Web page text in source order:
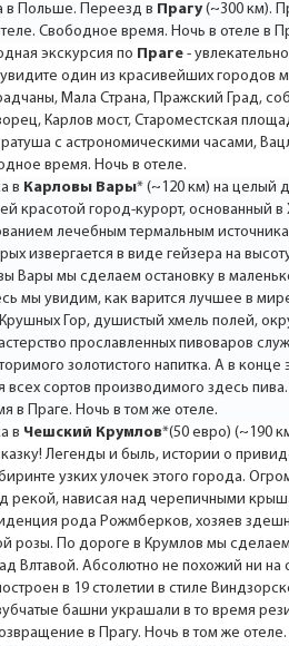
в Польше. Переезд в Прагу (~300 км).
Свободное время. Ночь в отеле в
экскурсия по Праге -
один из красивейших городов
Мала Страна, Пражский Град,
Карлов мост, Староместская
с астрономическими часами,
время. Ночь в отеле.
в Карловы Вары* (~120 км) на целый
красотой город-курорт, основанный в
лечебным термальным
извергается в виде гейзера на
Вары мы сделаем остановку в
мы увидим, как варится лучшее в
Гор, душистый хмель полей,
прославленных пивоваров
золотистого напитка. А в конце
всех сортов производимого здесь
в Праге. Ночь в том же отеле.
в Чешский Крумлов*(50 евро) (~190
Легенды и быль, истории о
узких улочек этого города.
рекой, нависая над черепичными
рода Рожмберков, хозяев
розы. По дороге в Крумлов мы сделаем
Влтавой. Абсолютно не похожий ни
в 19 столетии в стиле
башни украшали в то время
в Прагу. Ночь в том же отеле.